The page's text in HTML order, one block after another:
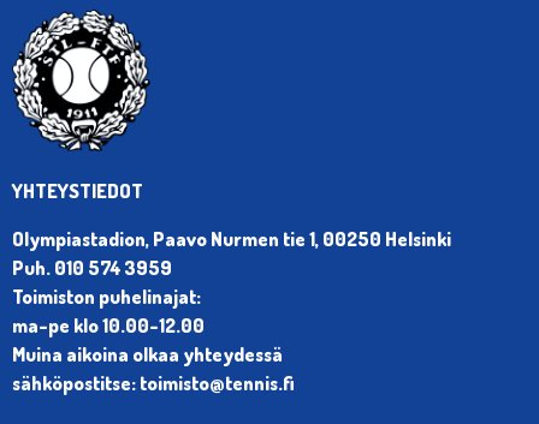
YHTEYSTIEDOT
Olympiastadion, Paavo Nurmen tie 1, 00250 Helsinki
Puh. 010 574 3959
Toimiston puhelinajat:
ma-pe klo 10.00-12.00
Muina aikoina olkaa yhteydessä
sähköpostitse: toimisto@tennis.fi